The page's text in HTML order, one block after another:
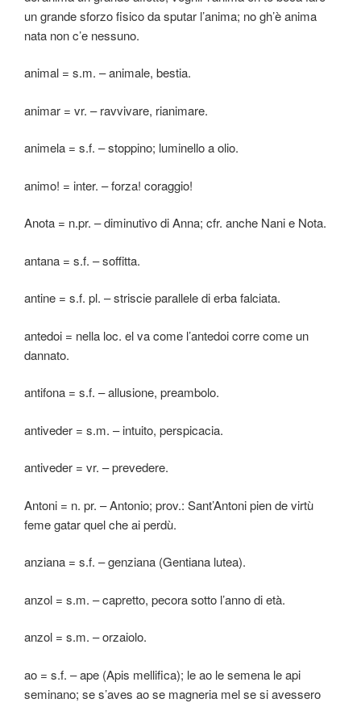
un grande sforzo fisico da sputar l’anima; no gh’è anima
nata non c’e nessuno.
animal = s.m. – animale, bestia.
animar = vr. – ravvivare, rianimare.
animela = s.f. – stoppino; luminello a olio.
animo! = inter. – forza! coraggio!
Anota = n.pr. – diminutivo di Anna; cfr. anche Nani e Nota.
antana = s.f. – soffitta.
antine = s.f. pl. – striscie parallele di erba falciata.
antedoi = nella loc. el va come l’antedoi corre come un
dannato.
antifona = s.f. – allusione, preambolo.
antiveder = s.m. – intuito, perspicacia.
antiveder = vr. – prevedere.
Antoni = n. pr. – Antonio; prov.: Sant’Antoni pien de virtù
feme gatar quel che ai perdù.
anziana = s.f. – genziana (Gentiana lutea).
anzol = s.m. – capretto, pecora sotto l’anno di età.
anzol = s.m. – orzaiolo.
ao = s.f. – ape (Apis mellifica); le ao le semena le api
seminano; se s’aves ao se magneria mel se si avessero